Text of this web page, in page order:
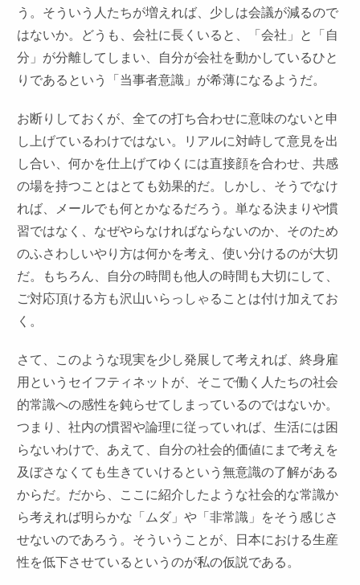
う。そういう人たちが増えれば、少しは会議が減るので
はないか。どうも、会社に長くいると、「会社」と「自
分」が分離してしまい、自分が会社を動かしているひと
りであるという「当事者意識」が希薄になるようだ。
お断りしておくが、全ての打ち合わせに意味のないと申
し上げているわけではない。リアルに対峙して意見を出
し合い、何かを仕上げてゆくには直接顔を合わせ、共感
の場を持つことはとても効果的だ。しかし、そうでなけ
れば、メールでも何とかなるだろう。単なる決まりや慣
習ではなく、なぜやらなければならないのか、そのため
のふさわしいやり方は何かを考え、使い分けるのが大切
だ。もちろん、自分の時間も他人の時間も大切にして、
ご対応頂ける方も沢山いらっしゃることは付け加えてお
く。
さて、このような現実を少し発展して考えれば、終身雇
用というセイフティネットが、そこで働く人たちの社会
的常識への感性を鈍らせてしまっているのではないか。
つまり、社内の慣習や論理に従っていれば、生活には困
らないわけで、あえて、自分の社会的価値にまで考えを
及ぼさなくても生きていけるという無意識の了解がある
からだ。だから、ここに紹介したような社会的な常識か
ら考えれば明らかな「ムダ」や「非常識」をそう感じさ
せないのであろう。そういうことが、日本における生産
性を低下させているというのが私の仮説である。